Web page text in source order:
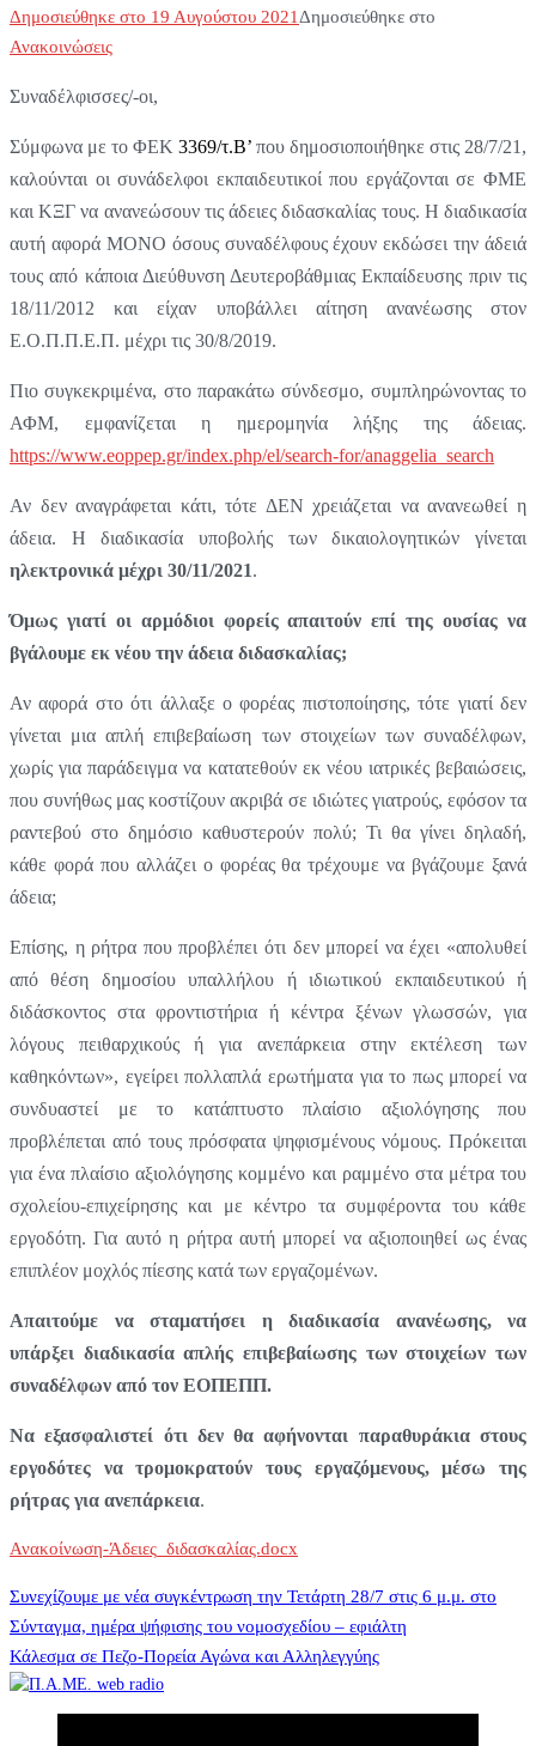
Δημοσιεύθηκε στο 19 Αυγούστου 2021Δημοσιεύθηκε στο
Ανακοινώσεις
Συναδέλφισσες/-οι,
Σύμφωνα με το ΦΕΚ 3369/τ.Β’ που δημοσιοποιήθηκε στις 28/7/21,
καλούνται οι συνάδελφοι εκπαιδευτικοί που εργάζονται σε ΦΜΕ
και ΚΞΓ να ανανεώσουν τις άδειες διδασκαλίας τους. Η διαδικασία
αυτή αφορά ΜΟΝΟ όσους συναδέλφους έχουν εκδώσει την άδειά
τους από κάποια Διεύθυνση Δευτεροβάθμιας Εκπαίδευσης πριν τις
18/11/2012 και είχαν υποβάλλει αίτηση ανανέωσης στον
Ε.Ο.Π.Π.Ε.Π. μέχρι τις 30/8/2019.
Πιο συγκεκριμένα, στο παρακάτω σύνδεσμο, συμπληρώνοντας το
ΑΦΜ, εμφανίζεται η ημερομηνία λήξης της άδειας.
https://www.eoppep.gr/index.php/el/search-for/anaggelia_search
Αν δεν αναγράφεται κάτι, τότε ΔΕΝ χρειάζεται να ανανεωθεί η
άδεια. Η διαδικασία υποβολής των δικαιολογητικών γίνεται
ηλεκτρονικά μέχρι 30/11/2021.
Όμως γιατί οι αρμόδιοι φορείς απαιτούν επί της ουσίας να
βγάλουμε εκ νέου την άδεια διδασκαλίας;
Αν αφορά στο ότι άλλαξε ο φορέας πιστοποίησης, τότε γιατί δεν
γίνεται μια απλή επιβεβαίωση των στοιχείων των συναδέλφων,
χωρίς για παράδειγμα να κατατεθούν εκ νέου ιατρικές βεβαιώσεις,
που συνήθως μας κοστίζουν ακριβά σε ιδιώτες γιατρούς, εφόσον τα
ραντεβού στο δημόσιο καθυστερούν πολύ; Τι θα γίνει δηλαδή,
κάθε φορά που αλλάζει ο φορέας θα τρέχουμε να βγάζουμε ξανά
άδεια;
Επίσης, η ρήτρα που προβλέπει ότι δεν μπορεί να έχει «απολυθεί
από θέση δημοσίου υπαλλήλου ή ιδιωτικού εκπαιδευτικού ή
διδάσκοντος στα φροντιστήρια ή κέντρα ξένων γλωσσών, για
λόγους πειθαρχικούς ή για ανεπάρκεια στην εκτέλεση των
καθηκόντων», εγείρει πολλαπλά ερωτήματα για το πως μπορεί να
συνδυαστεί με το κατάπτυστο πλαίσιο αξιολόγησης που
προβλέπεται από τους πρόσφατα ψηφισμένους νόμους. Πρόκειται
για ένα πλαίσιο αξιολόγησης κομμένο και ραμμένο στα μέτρα του
σχολείου-επιχείρησης και με κέντρο τα συμφέροντα του κάθε
εργοδότη. Για αυτό η ρήτρα αυτή μπορεί να αξιοποιηθεί ως ένας
επιπλέον μοχλός πίεσης κατά των εργαζομένων.
Απαιτούμε να σταματήσει η διαδικασία ανανέωσης, να
υπάρξει διαδικασία απλής επιβεβαίωσης των στοιχείων των
συναδέλφων από τον ΕΟΠΕΠΠ.
Να εξασφαλιστεί ότι δεν θα αφήνονται παραθυράκια στους
εργοδότες να τρομοκρατούν τους εργαζόμενους, μέσω της
ρήτρας για ανεπάρκεια.
Ανακοίνωση-Άδειες_διδασκαλίας.docx
Πλοήγηση
άρθρων
Συνεχίζουμε με νέα συγκέντρωση την Τετάρτη 28/7 στις 6 μ.μ. στο
Σύνταγμα, ημέρα ψήφισης του νομοσχεδίου – εφιάλτη
Κάλεσμα σε Πεζο-Πορεία Αγώνα και Αλληλεγγύης